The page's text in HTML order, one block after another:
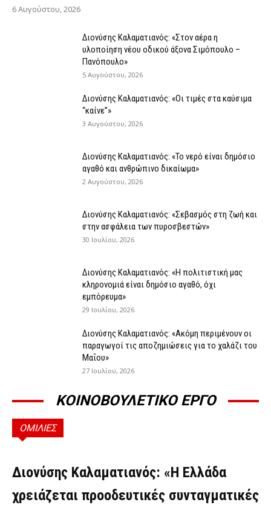
6 Αυγούστου, 2026
Διονύσης Καλαματιανός: «Στον αέρα η
υλοποίηση νέου οδικού άξονα Σιμόπουλο –
Πανόπουλο»
5 Αυγούστου, 2026
Διονύσης Καλαματιανός: «Οι τιμές στα καύσιμα
“καίνε”»
3 Αυγούστου, 2026
Διονύσης Καλαματιανός: «Το νερό είναι δημόσιο
αγαθό και ανθρώπινο δικαίωμα»
2 Αυγούστου, 2026
Διονύσης Καλαματιανός: «Σεβασμός στη ζωή και
στην ασφάλεια των πυροσβεστών»
30 Ιουλίου, 2026
Διονύσης Καλαματιανός: «Η πολιτιστική μας
κληρονομιά είναι δημόσιο αγαθό, όχι
εμπόρευμα»
29 Ιουλίου, 2026
Διονύσης Καλαματιανός: «Ακόμη περιμένουν οι
παραγωγοί τις αποζημιώσεις για το χαλάζι του
Μαΐου»
27 Ιουλίου, 2026
ΚΟΙΝΟΒΟΥΛΕΤΙΚΟ ΕΡΓΟ
ΟΜΙΛΙΕΣ
ΟΜΙΛΊΕΣ
Διονύσης Καλαματιανός: «Η Ελλάδα
χρειάζεται προοδευτικές συνταγματικές